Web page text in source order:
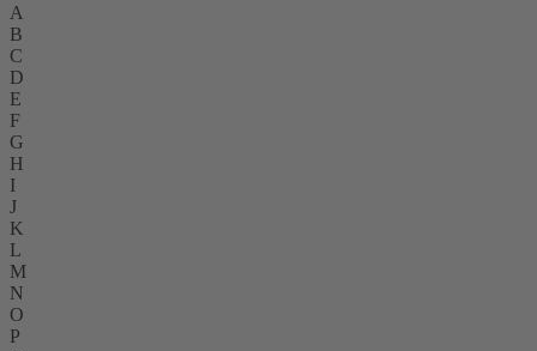
A
B
C
D
E
F
G
H
I
J
K
L
M
N
O
P